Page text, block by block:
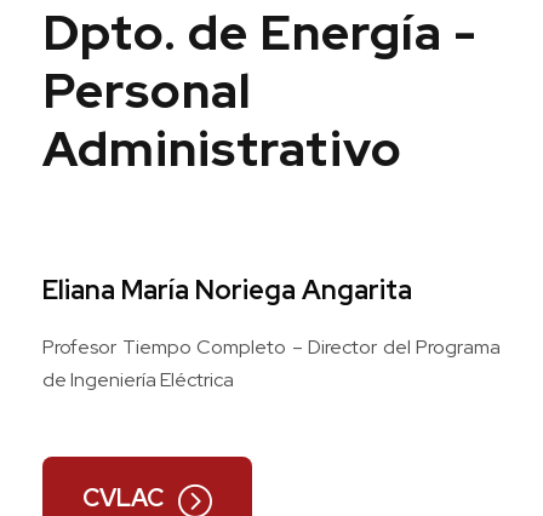
Dpto. de Energía -
Personal
Administrativo
Eliana María Noriega Angarita
Profesor Tiempo Completo – Director del Programa
de Ingeniería Eléctrica
CVLAC